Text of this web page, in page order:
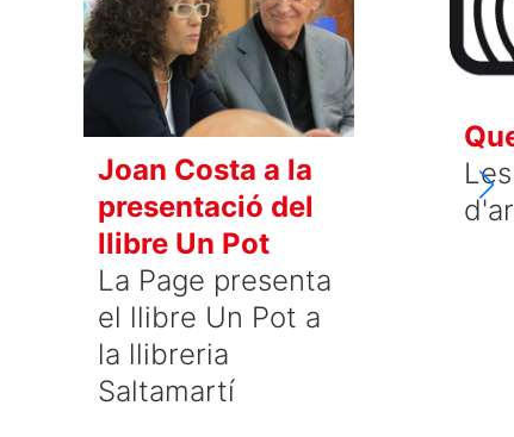
Joan Costa a la
presentació del
llibre Un Pot
La Page presenta
el llibre Un Pot a
la llibreria
Saltamartí